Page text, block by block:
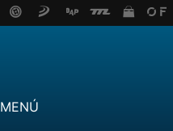
MENÚ